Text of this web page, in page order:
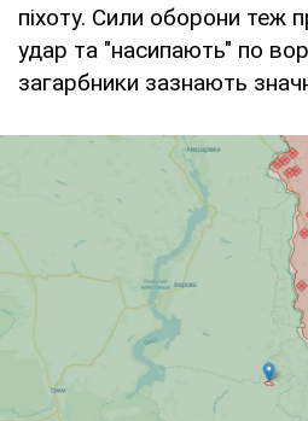
піхоту. Сили оборони теж
удар та "насипають" по
загарбники зазнають